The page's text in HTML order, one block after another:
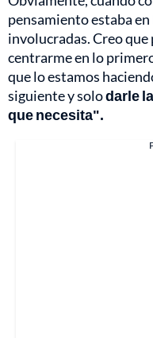
pensamiento estaba
involucradas. Creo
centrarme en lo
que lo estamos
siguiente y solodarle
que necesita".